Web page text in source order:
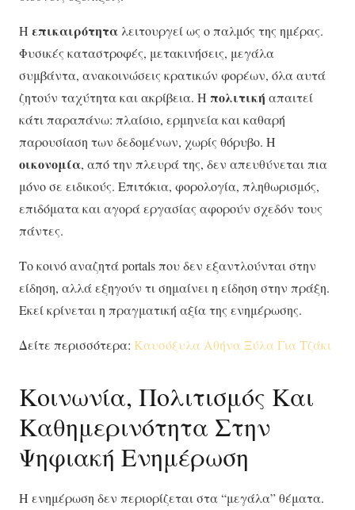
Η επικαιρότητα λειτουργεί ως ο παλμός της ημέρας.
Φυσικές καταστροφές, μετακινήσεις, μεγάλα
συμβάντα, ανακοινώσεις κρατικών φορέων, όλα αυτά
ζητούν ταχύτητα και ακρίβεια. Η πολιτική απαιτεί
κάτι παραπάνω: πλαίσιο, ερμηνεία και καθαρή
παρουσίαση των δεδομένων, χωρίς θόρυβο. Η
οικονομία, από την πλευρά της, δεν απευθύνεται πια
μόνο σε ειδικούς. Επιτόκια, φορολογία, πληθωρισμός,
επιδόματα και αγορά εργασίας αφορούν σχεδόν τους
πάντες.
Το κοινό αναζητά portals που δεν εξαντλούνται στην
είδηση, αλλά εξηγούν τι σημαίνει η είδηση στην πράξη.
Εκεί κρίνεται η πραγματική αξία της ενημέρωσης.
Δείτε περισσότερα: Καυσόξυλα Αθήνα Ξύλα Για Τζάκι
Κοινωνία, Πολιτισμός Και
Καθημερινότητα Στην
Ψηφιακή Ενημέρωση
Η ενημέρωση δεν περιορίζεται στα “μεγάλα” θέματα.